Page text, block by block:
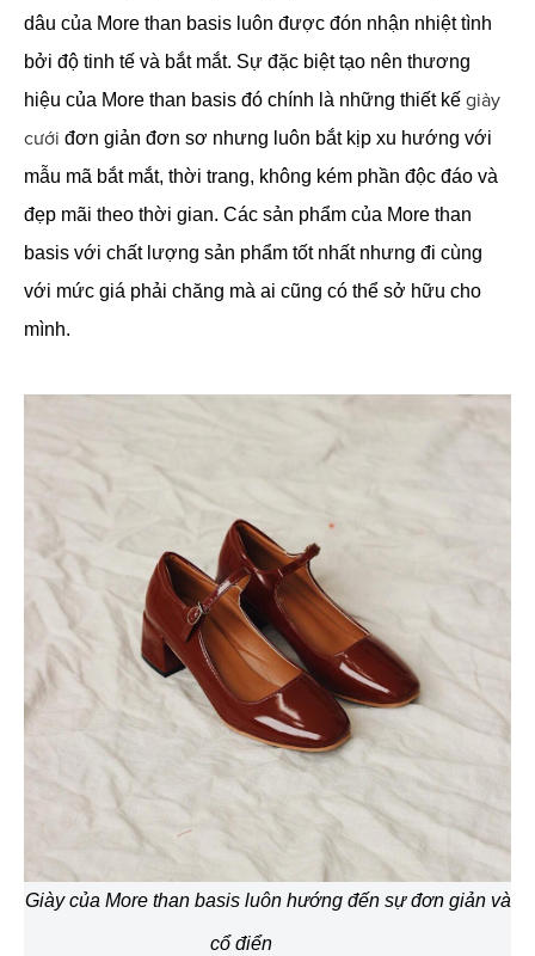
dâu của More than basis luôn được đón nhận nhiệt tình
bởi độ tinh tế và bắt mắt. Sự đặc biệt tạo nên thương
hiệu của More than basis đó chính là những thiết kế giày
cưới đơn giản đơn sơ nhưng luôn bắt kịp xu hướng với
mẫu mã bắt mắt, thời trang, không kém phần độc đáo và
đẹp mãi theo thời gian. Các sản phẩm của More than
basis với chất lượng sản phẩm tốt nhất nhưng đi cùng
với mức giá phải chăng mà ai cũng có thể sở hữu cho
mình.
Giày của More than basis luôn hướng đến sự đơn giản và
cổ điển